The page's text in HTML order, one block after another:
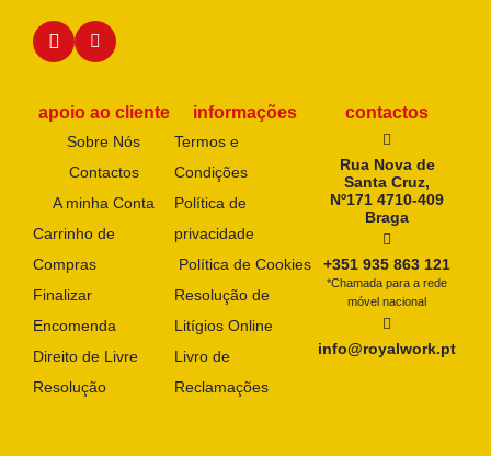
apoio ao cliente
Sobre Nós
Contactos
A minha Conta
Carrinho de
Compras
Finalizar
Encomenda
Direito de Livre
Resolução
informações
Termos e
Condições
Política de
privacidade
Política de Cookies
Resolução de
Litígios Online
Livro de
Reclamações
contactos
Rua Nova de
Santa Cruz,
Nº171 4710-409
Braga
+351 935 863 121
*Chamada para a rede
móvel nacional
info@royalwork.pt